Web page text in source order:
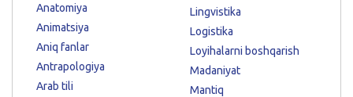
Anatomiya
Animatsiya
Aniq fanlar
Antrapologiya
Arab tili
Lingvistika
Logistika
Loyihalarni boshqarish
Madaniyat
Mantiq